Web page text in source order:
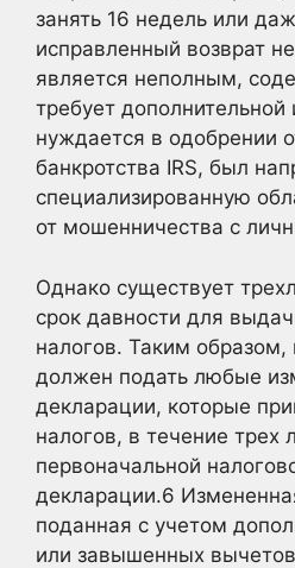
занять 16 недель или
исправленный возврат
является неполным,
требует
нуждается в одобрении
банкротства IRS, был
специализированную
от мошенничества с
Однако существует
срок давности для
налогов. Таким образом,
должен подать любые
декларации, которые
налогов, в течение трех
первоначальной
декларации.6
поданная с учетом
или завышенных